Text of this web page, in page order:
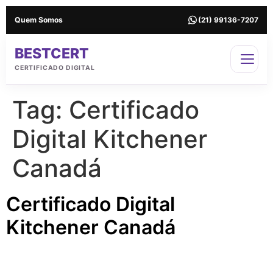
Quem Somos (21) 99136-7207
BESTCERT
CERTIFICADO DIGITAL
Tag: Certificado
Digital Kitchener
Canadá
Certificado Digital
Kitchener Canadá